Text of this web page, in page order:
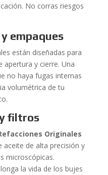
No corras riesgos
empaques
están diseñadas para
apertura y cierre. Una
no haya fugas internas
volumétrica de tu
filtros
Originales
aceite de alta precisión y
microscópicas.
la vida de los bujes